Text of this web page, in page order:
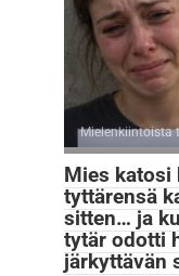
Mielenkiintoista
Mies katosi
tyttärensä
sitten… ja
tytär odotti
järkyttävän